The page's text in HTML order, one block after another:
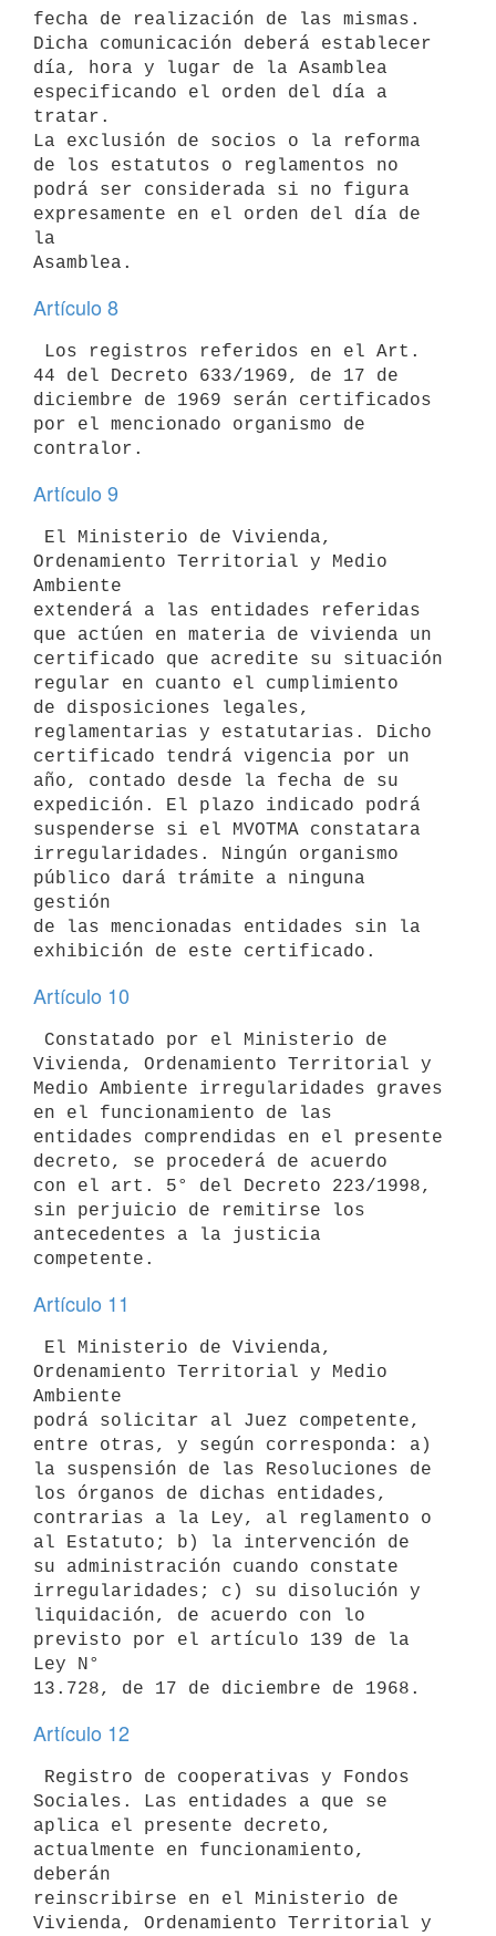
fecha de realización de las mismas.
Dicha comunicación deberá establecer
día, hora y lugar de la Asamblea
especificando el orden del día a
tratar.
La exclusión de socios o la reforma
de los estatutos o reglamentos no
podrá ser considerada si no figura
expresamente en el orden del día de
la
Artículo 8
44 del Decreto 633/1969, de 17 de
diciembre de 1969 serán certificados
por el mencionado organismo de
Artículo 9
Ordenamiento Territorial y Medio
Ambiente
extenderá a las entidades referidas
que actúen en materia de vivienda un
certificado que acredite su situación
regular en cuanto el cumplimiento
de disposiciones legales,
reglamentarias y estatutarias. Dicho
certificado tendrá vigencia por un
año, contado desde la fecha de su
expedición. El plazo indicado podrá
suspenderse si el MVOTMA constatara
irregularidades. Ningún organismo
público dará trámite a ninguna
gestión
de las mencionadas entidades sin la
Artículo 10
Vivienda, Ordenamiento Territorial y
Medio Ambiente irregularidades graves
en el funcionamiento de las
entidades comprendidas en el presente
decreto, se procederá de acuerdo
con el art. 5° del Decreto 223/1998,
sin perjuicio de remitirse los
antecedentes a la justicia
Artículo 11
Ordenamiento Territorial y Medio
Ambiente
podrá solicitar al Juez competente,
entre otras, y según corresponda: a)
la suspensión de las Resoluciones de
los órganos de dichas entidades,
contrarias a la Ley, al reglamento o
al Estatuto; b) la intervención de
su administración cuando constate
irregularidades; c) su disolución y
liquidación, de acuerdo con lo
previsto por el artículo 139 de la
Ley N°
Artículo 12
Sociales. Las entidades a que se
aplica el presente decreto,
actualmente en funcionamiento,
deberán
reinscribirse en el Ministerio de
Vivienda, Ordenamiento Territorial y